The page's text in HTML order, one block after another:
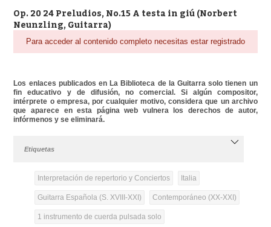
Área personal Reproductor
Op. 20 24 Preludios, No.15 A testa in giú (Norbert
Neunzling, Guitarra)
Para acceder al contenido completo necesitas estar registrado
Los enlaces publicados en La Biblioteca de la Guitarra solo tienen un
fin educativo y de difusión, no comercial. Si algún compositor,
intérprete o empresa, por cualquier motivo, considera que un archivo
que aparece en esta página web vulnera los derechos de autor,
infórmenos y se eliminará.
Etiquetas
Interpretación de repertorio y Conciertos Italia
Guitarra Española (S. XVIII-XXI) Contemporáneo (XX-XXI)
1 instrumento de cuerda pulsada solo